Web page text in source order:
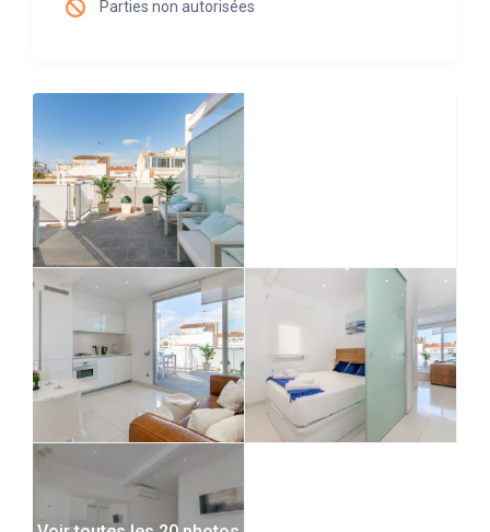
Parties non autorisées